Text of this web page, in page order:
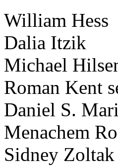
William Hess
Dalia Itzik
Michael
Roman Kent
Daniel S.
Menachem
Sidney Zoltak